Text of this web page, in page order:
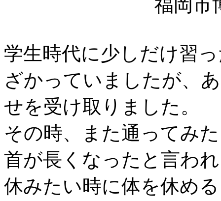
福岡市
学生時代に少しだけ習
ざかっていましたが、
せを受け取りました。
その時、また通ってみ
首が長くなったと言わ
休みたい時に体を休め